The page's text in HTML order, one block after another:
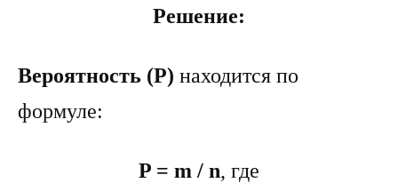
Решение:
Вероятность (P) находится по
формуле:
P = m / n, где